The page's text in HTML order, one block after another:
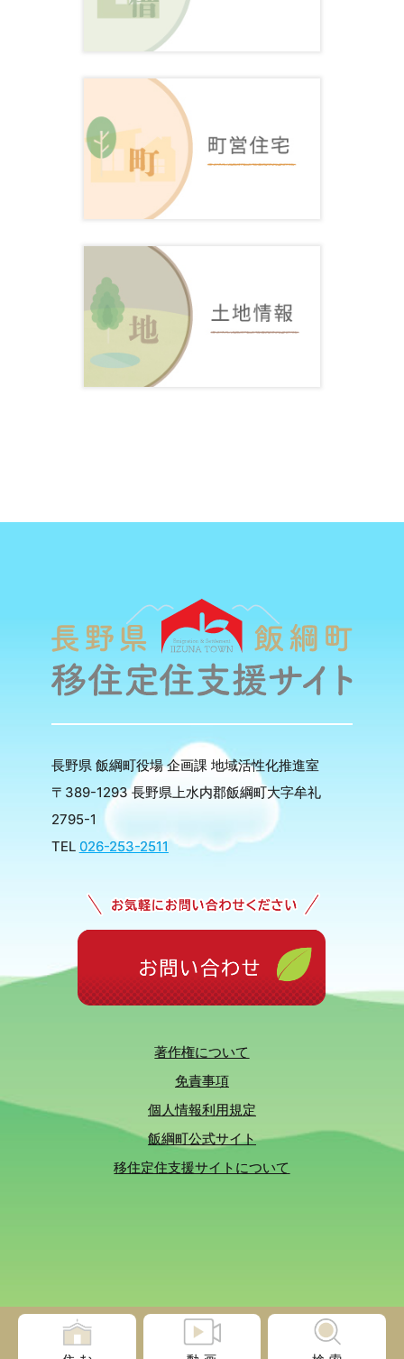
長野県 飯綱町役場 企画課 地域活性化推進室
〒389-1293 長野県上水内郡飯綱町大字牟礼
2795-1
TEL 026-253-2511
著作権について
免責事項
個人情報利用規定
飯綱町公式サイト
移住定住支援サイトについて